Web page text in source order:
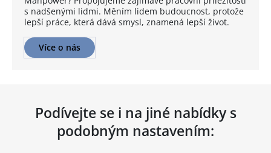
s nadšenými lidmi. Měním lidem budoucnost, protože
lepší práce, která dává smysl, znamená lepší život.
Více o nás
Podívejte se i na jiné nabídky s
podobným nastavením: